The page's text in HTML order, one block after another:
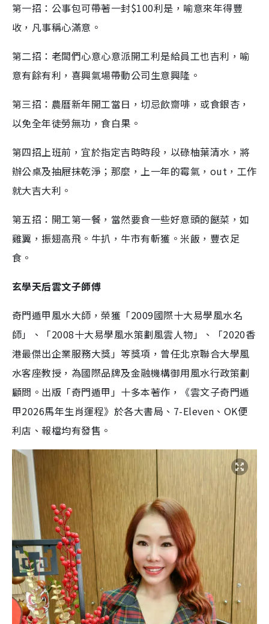
第一招：公事包可帶著一封$100利是，喻意來年得豐
收，凡事稱心滿意。
第二招：老闆們心意心意派開工利是給員工也吉利，喻
意有餘有利，喜興氣場帶動公司生意興隆。
第三招：農曆新年開工當日，切忌飲齋啡，或食銀杏，
以免全年徒勞無功，食白果。
第四招上班前，宜於指定吉時時段，以碌柚葉清水，將
辦公桌及抽屜抹乾淨；那麼，上一年的霉氣，out，工作
就大吉大利。
第五招：開工第一餐，當然要食一些好意頭的餸菜，如
雞翼，振翅高飛。牛扒，牛市有斬獲。米飯，豐衣足
食。
玄學天后雲文子師傅
奇門遁甲風水大師，榮獲「2009國際十大易學風水名
師」、「2008十大易學風水策劃風雲人物」、「2020香
港最傑出企業服務大獎」等獎項，曾任北京聯合大學風
水客座教授，為國際品牌及金融機構御用風水行政策劃
顧問。出版「奇門遁甲」十多本著作，《雲文子奇門遁
甲2026馬年生肖運程》於各大書局、7-Eleven、OK便
利店、報檔均有發售。